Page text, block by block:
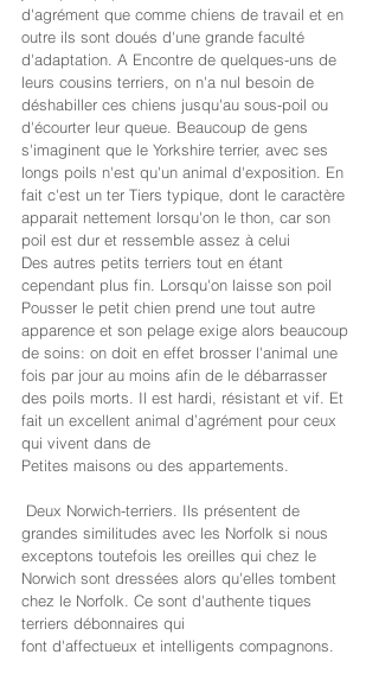
d'agrément que comme chiens de travail et en
outre ils sont doués d'une grande faculté
d'adaptation. A Encontre de quelques-uns de
leurs cousins terriers, on n'a nul besoin de
déshabiller ces chiens jusqu'au sous-poil ou
d'écourter leur queue. Beaucoup de gens
s'imaginent que le Yorkshire terrier, avec ses
longs poils n'est qu'un animal d'exposition. En
fait c'est un ter Tiers typique, dont le caractère
apparait nettement lorsqu'on le thon, car son
poil est dur et ressemble assez à celui
Des autres petits terriers tout en étant
cependant plus fin. Lorsqu'on laisse son poil
Pousser le petit chien prend une tout autre
apparence et son pelage exige alors beaucoup
de soins: on doit en effet brosser l'animal une
fois par jour au moins afin de le débarrasser
des poils morts. Il est hardi, résistant et vif. Et
fait un excellent animal d’agrément pour ceux
qui vivent dans de
Petites maisons ou des appartements.
grandes similitudes avec les Norfolk si nous
exceptons toutefois les oreilles qui chez le
Norwich sont dressées alors qu'elles tombent
chez le Norfolk. Ce sont d'authente tiques
terriers débonnaires qui
font d'affectueux et intelligents compagnons.